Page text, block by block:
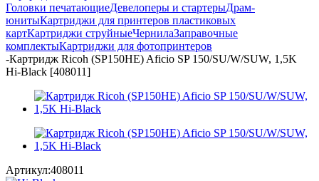
Головки печатающиеДевелоперы и стартерыДрам-
юнитыКартриджи для принтеров пластиковых
картКартриджи струйныеЧернилаЗаправочные
комплектыКартриджи для фотопринтеров
-Картридж Ricoh (SP150HE) Aficio SP 150/SU/W/SUW, 1,5K
Hi-Black [408011]
Артикул:408011